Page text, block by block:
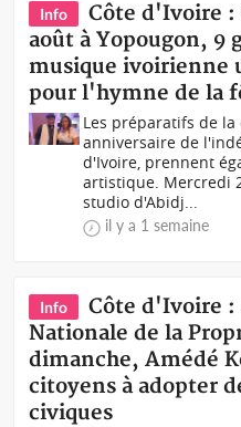
Info
Côte d'Ivoire :
août à Yopougon, 9
musique ivoirienne
pour l'hymne de la
Les préparatifs de
anniversaire de
d'Ivoire, prennent
artistique. Mercredi
studio d'Abidj...
il y a 1 semaine
Info
Côte d'Ivoire :
Nationale de la
dimanche, Amédé
citoyens à adopter
civiques